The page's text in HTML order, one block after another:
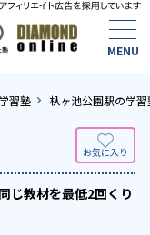
習塾 杁ヶ池公園駅の学習
じ教材を最低2回くり